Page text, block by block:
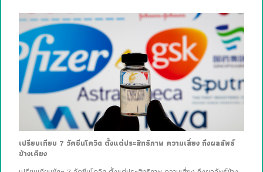
เปรียบเทียบ 7 วัคซีนโควิด ตั้งแต่ประสิทธิภาพ ความเสี่ยง ถึงผลลัพธ์
ข้างเคียง